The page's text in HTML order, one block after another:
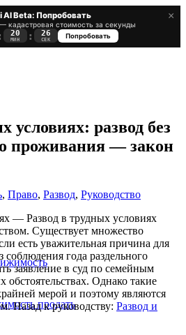
×
AI Beta: Попробовать
— кадастровая стоимость за секунды
20
МИН : 26
СЕК
Попробовать
продать
условиях: развод без
проживания — закон
, Право, Развод, Руководство
— Развод в трудных условиях
Существует множество
есть уважительная причина для
соблюдения года раздельного
заявление в суд по семейным
обстоятельствах. Однако такие
мерой и поэтому являются
Назад к руководству: Развод и